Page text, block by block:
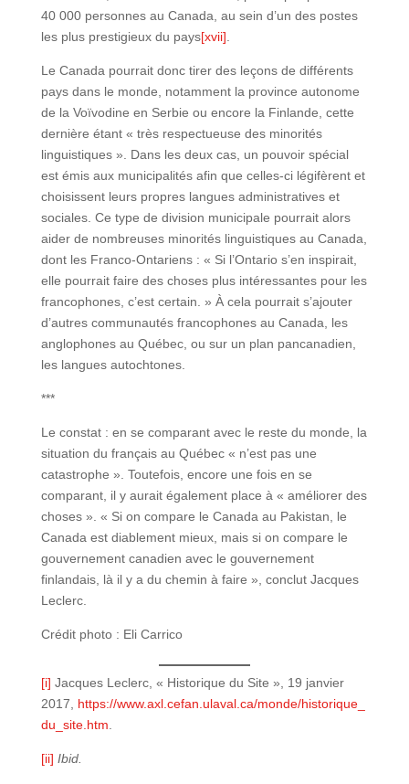
40 000 personnes au Canada, au sein d’un des postes
les plus prestigieux du pays[xvii].
Le Canada pourrait donc tirer des leçons de différents
pays dans le monde, notamment la province autonome
de la Voïvodine en Serbie ou encore la Finlande, cette
dernière étant « très respectueuse des minorités
linguistiques ». Dans les deux cas, un pouvoir spécial
est émis aux municipalités afin que celles-ci légifèrent et
choisissent leurs propres langues administratives et
sociales. Ce type de division municipale pourrait alors
aider de nombreuses minorités linguistiques au Canada,
dont les Franco-Ontariens : « Si l’Ontario s’en inspirait,
elle pourrait faire des choses plus intéressantes pour les
francophones, c’est certain. » À cela pourrait s’ajouter
d’autres communautés francophones au Canada, les
anglophones au Québec, ou sur un plan pancanadien,
les langues autochtones.
***
Le constat : en se comparant avec le reste du monde, la
situation du français au Québec « n’est pas une
catastrophe ». Toutefois, encore une fois en se
comparant, il y aurait également place à « améliorer des
choses ». « Si on compare le Canada au Pakistan, le
Canada est diablement mieux, mais si on compare le
gouvernement canadien avec le gouvernement
finlandais, là il y a du chemin à faire », conclut Jacques
Leclerc.
Crédit photo : Eli Carrico
[i] Jacques Leclerc, « Historique du Site », 19 janvier
2017, https://www.axl.cefan.ulaval.ca/monde/historique_
du_site.htm.
[ii] Ibid.